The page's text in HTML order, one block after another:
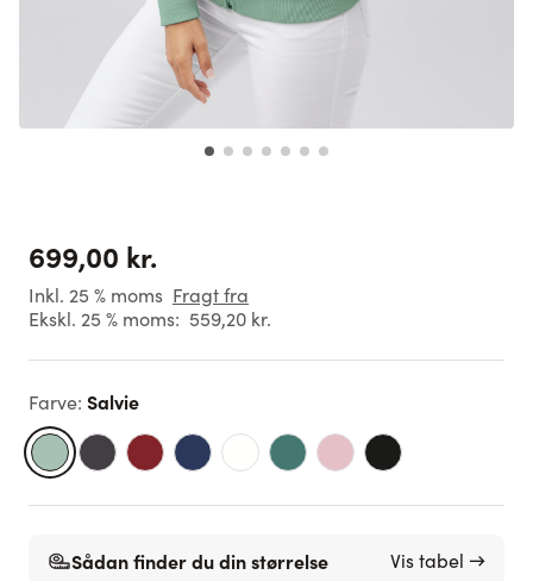
699,00 kr.
Inkl. 25 % moms Fragt fra
Ekskl. 25 % moms: 559,20 kr.
Farve: Salvie
Sådan finder du din størrelse Vis tabel →